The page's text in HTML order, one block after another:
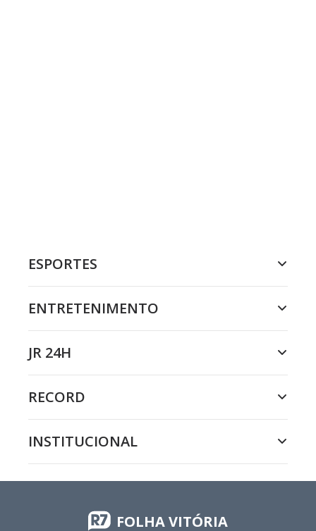
ESPORTES
ENTRETENIMENTO
JR 24H
RECORD
INSTITUCIONAL
FOLHA VITÓRIA